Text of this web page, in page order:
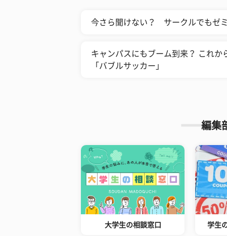
今さら聞けない？ サークルでもゼ
キャンパスにもブーム到来？ これか
「バブルサッカー」
編集
大学生の相談窓口 学生